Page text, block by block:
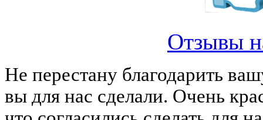
Отзывы
Не перестану благодарить
вы для нас сделали. Очень